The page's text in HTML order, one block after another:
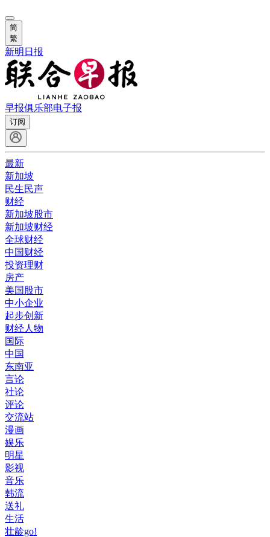
简
繁
新明日报
早报俱乐部电子报
订阅
最新
新加坡
民生民声
财经
新加坡股市
新加坡财经
全球财经
中国财经
投资理财
房产
美国股市
中小企业
起步创新
财经人物
国际
中国
东南亚
言论
社论
评论
交流站
漫画
娱乐
明星
影视
音乐
韩流
送礼
生活
壮龄go!